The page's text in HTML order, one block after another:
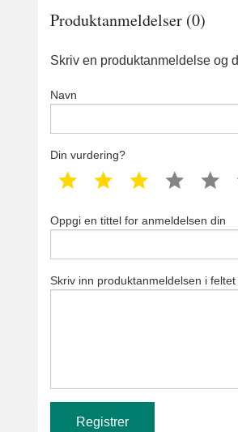
Produktanmeldelser (0)
Skriv en produktanmeldelse og
Navn
Din vurdering?
1 star 2 star 3 star 4 star
Oppgi en tittel for anmeldelsen din
Skriv inn produktanmeldelsen i